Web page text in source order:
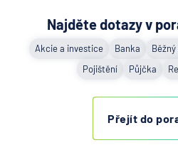
Najděte dotazy v
Akcie a investice Banka
Pojištění
Půjčka
Přejít do